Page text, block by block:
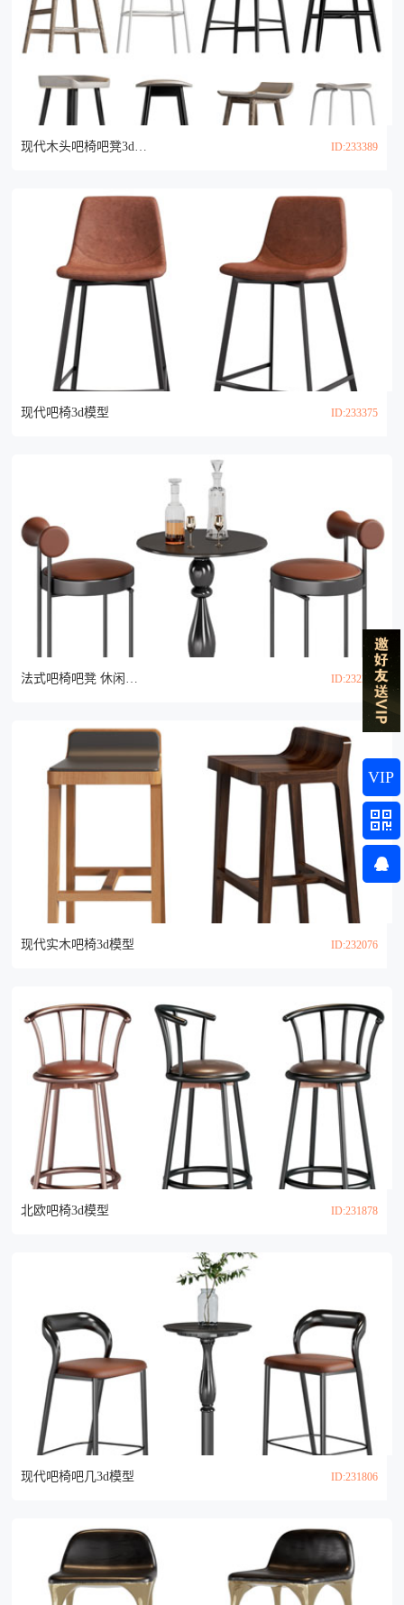
现代木头吧椅吧凳3d模型 ID:233389
现代吧椅3d模型 ID:233375
法式吧椅吧凳 休闲桌椅组合3d模型 ID:232292
现代实木吧椅3d模型 ID:232076
北欧吧椅3d模型 ID:231878
现代吧椅吧几3d模型 ID:231806
VIP